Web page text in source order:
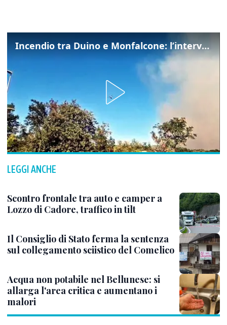
Incendio tra Duino e Monfalcone: l’intervento dei vigili del fuoco
LEGGI ANCHE
Scontro frontale tra auto e camper a
Lozzo di Cadore, traffico in tilt
Il Consiglio di Stato ferma la sentenza
sul collegamento sciistico del Comelico
Acqua non potabile nel Bellunese: si
allarga l'area critica e aumentano i
malori